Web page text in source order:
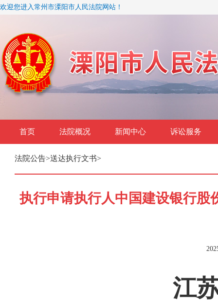
欢迎您进入常州市溧阳市人民法院网站！
首页 法院概况 新闻中心 诉讼服务
法院公告>送达执行文书>
执行申请执行人中国建设银行股
江